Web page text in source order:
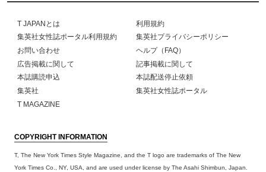
T JAPANとは
利用規約
集英社女性誌ポータル利用規約
集英社プライバシーポリシー
お問い合わせ
ヘルプ（FAQ）
広告掲載に関して
記事掲載に関して
本誌購読申込
本誌配送停止依頼
集英社
集英社女性誌ポータル
T MAGAZINE
COPYRIGHT INFORMATION
T, The New York Times Style Magazine, and the T logo are trademarks of The New
York Times Co., NY, USA, and are used under license by The Asahi Shimbun, Japan.